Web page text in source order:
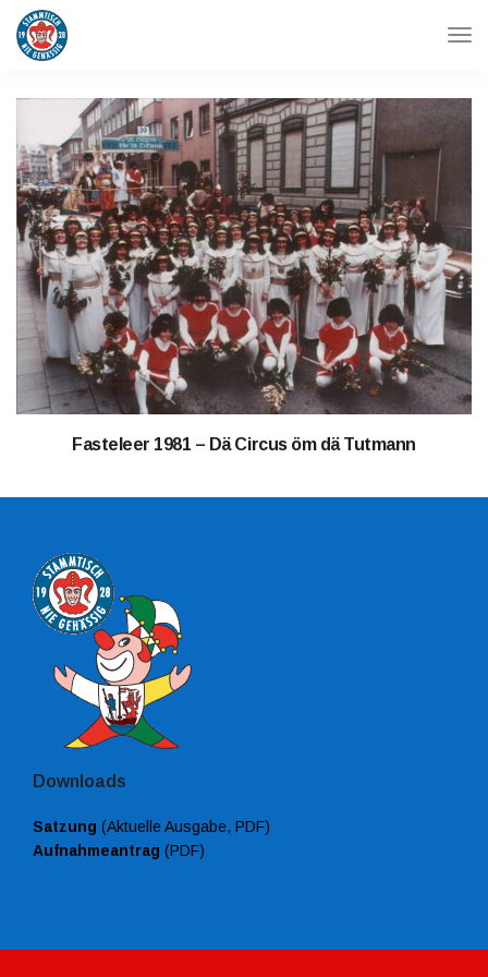
Fasteleer 1981 – Dä Circus öm dä Tutmann
Downloads
Satzung (Aktuelle Ausgabe, PDF)
Aufnahmeantrag (PDF)